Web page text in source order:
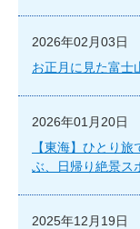
2026年02月03日
お正月に見た富士
2026年01月20日
【東海】ひとり
ぶ、日帰り絶景ス
2025年12月19日